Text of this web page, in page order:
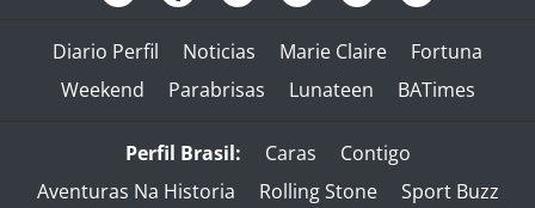
Diario Perfil Noticias Marie Claire
Fortuna
Weekend
Parabrisas Lunateen BATimes
Perfil Brasil: Caras
Contigo
Aventuras Na Historia
Rolling Stone
Sport Buzz